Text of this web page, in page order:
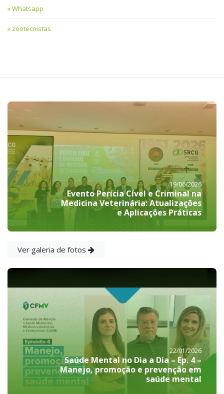
Whatsapp
zootecnistas
19/06/2026
Evento Perícia Cível e Criminal na
Medicina Veterinária: Atualizações
e Aplicações Práticas
Ver galeria de fotos
22/01/2026
Saúde Mental no Dia a Dia – Ep. 4 –
Manejo, promoção e prevenção em
saúde mental